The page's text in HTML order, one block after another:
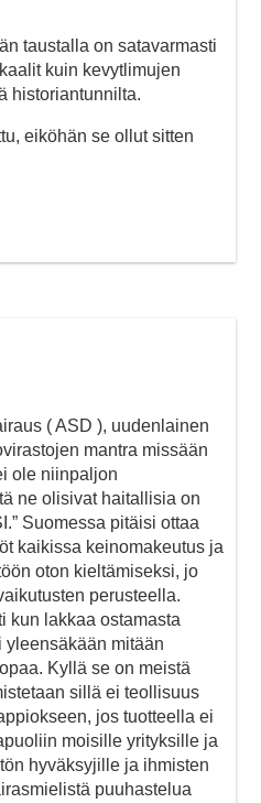
taustalla on satavarmasti
kuin kevytlimujen
historiantunnilta.
eiköhän se ollut sitten
( ASD ), uudenlainen
mantra missään
ole niinpaljon
ne olisivat haitallisia on
Suomessa pitäisi ottaa
kaikissa keinomakeutus ja
oton kieltämiseksi, jo
perusteella.
kun lakkaa ostamasta
mitään
Kyllä se on meistä
sillä ei teollisuus
jos tuotteella ei
moisille yrityksille ja
hyväksyjille ja ihmisten
puuhastelua